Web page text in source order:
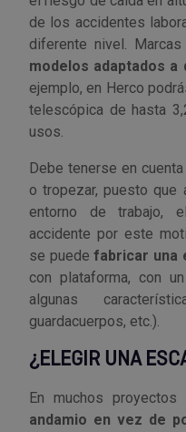
de los accidentes
diferente nivel.
modelos adaptados
ejemplo, en Herco
telescópica de hasta
usos.
Debe tenerse en
o tropezar, puesto que
entorno de trabajo,
accidente por este
se puedefabricar una
con plataforma, con
algunas
guardacuerpos, etc.).
¿ELEGIR UNA
En muchos
andamio en vez de